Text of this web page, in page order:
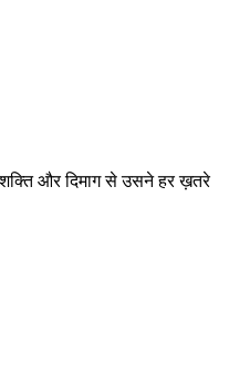
और दिमाग से उसने हर ख़तरे